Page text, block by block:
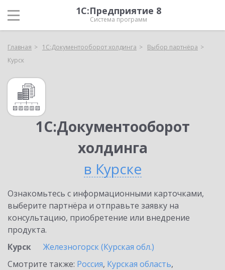
1С:Предприятие 8
Система программ
Главная 1С:Документооборот холдинга
Выбор партнёра
Курск
1С:Документооборот
холдинга
в Курске
Ознакомьтесь с информационными карточками,
выберите партнёра и отправьте заявку на
консультацию, приобретение или внедрение
продукта.
Курск
Железногорск (Курская обл.)
Смотрите также: Россия, Курская область,